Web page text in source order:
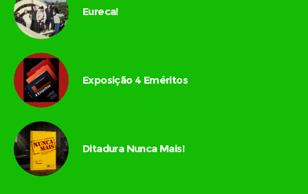
Eureca!
Exposição 4 Eméritos
Ditadura Nunca Mais!